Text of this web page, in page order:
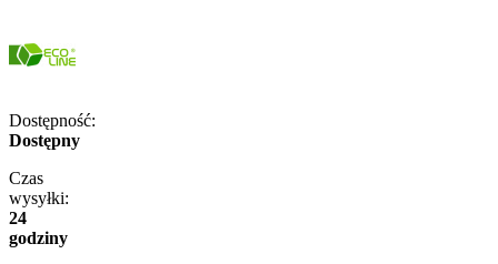
Dostępność:
Dostępny
Czas
wysyłki:
24
godziny